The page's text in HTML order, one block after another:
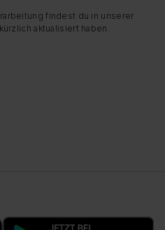
findest du in unserer
aktualisiert haben.